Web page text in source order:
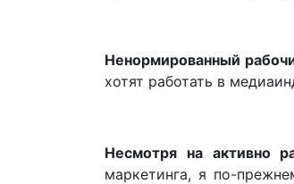
Ненормированный
хотят работать в
Несмотря на активно
маркетинга, я по-